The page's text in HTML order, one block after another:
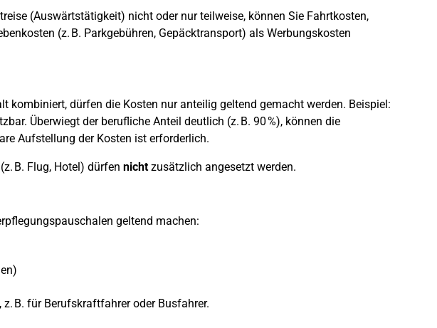
(Auswärtstätigkeit) nicht oder nur teilweise, können Sie Fahrtkosten,
(z. B. Parkgebühren, Gepäcktransport) als Werbungskosten
kombiniert, dürfen die Kosten nur anteilig geltend gemacht werden. Beispiel:
Überwiegt der berufliche Anteil deutlich (z. B. 90 %), können die
Aufstellung der Kosten ist erforderlich.
B. Flug, Hotel) dürfen nichtzusätzlich angesetzt werden.
geltend machen:
B. für Berufskraftfahrer oder Busfahrer.